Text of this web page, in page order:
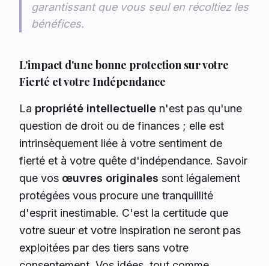
garantissant que vous seul en récoltiez les
bénéfices.
L'impact d'une bonne protection sur votre
Fierté et votre Indépendance
La propriété intellectuelle n'est pas qu'une
question de droit ou de finances ; elle est
intrinsèquement liée à votre sentiment de
fierté et à votre quête d'indépendance. Savoir
que vos œuvres originales sont légalement
protégées vous procure une tranquillité
d'esprit inestimable. C'est la certitude que
votre sueur et votre inspiration ne seront pas
exploitées par des tiers sans votre